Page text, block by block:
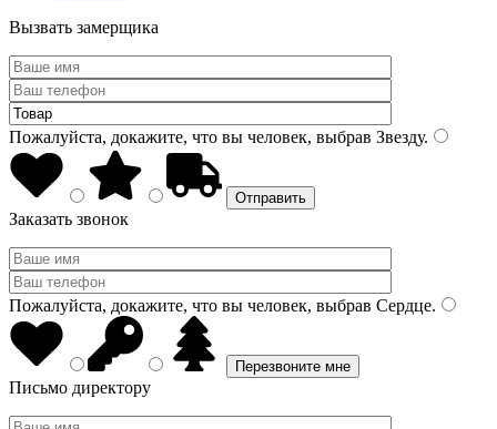
Вызвать замерщика
Пожалуйста, докажите, что вы человек, выбрав Звезду.
Заказать звонок
Пожалуйста, докажите, что вы человек, выбрав Сердце.
Письмо директору